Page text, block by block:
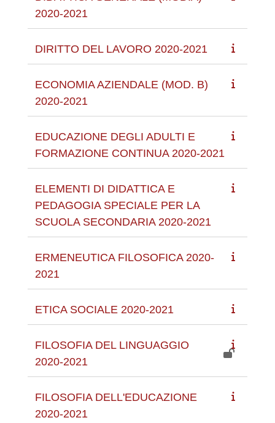
2020-2021
DIRITTO DEL LAVORO 2020-2021
ECONOMIA AZIENDALE (MOD. B)
2020-2021
EDUCAZIONE DEGLI ADULTI E
FORMAZIONE CONTINUA 2020-2021
ELEMENTI DI DIDATTICA E
PEDAGOGIA SPECIALE PER LA
SCUOLA SECONDARIA 2020-2021
ERMENEUTICA FILOSOFICA 2020-
2021
ETICA SOCIALE 2020-2021
FILOSOFIA DEL LINGUAGGIO
2020-2021
FILOSOFIA DELL'EDUCAZIONE
2020-2021